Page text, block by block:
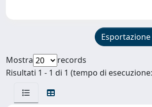
Esportazione
Mostra
records
Risultati 1 - 1 di 1 (tempo di